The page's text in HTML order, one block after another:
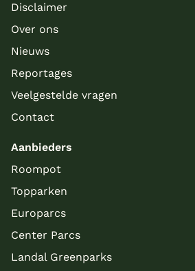
Disclaimer
Over ons
Nieuws
Reportages
Veelgestelde vragen
Contact
Aanbieders
Roompot
Topparken
Europarcs
Center Parcs
Landal Greenparks